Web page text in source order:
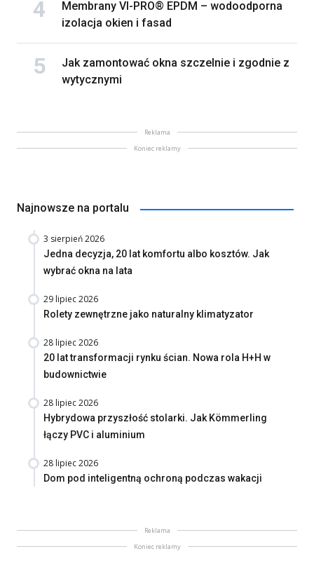
Membrany VI-PRO® EPDM – wodoodporna
izolacja okien i fasad
Jak zamontować okna szczelnie i zgodnie z
wytycznymi
Reklama
Koniec reklamy
Najnowsze na portalu
3 sierpień 2026
Jedna decyzja, 20 lat komfortu albo kosztów. Jak
wybrać okna na lata
29 lipiec 2026
Rolety zewnętrzne jako naturalny klimatyzator
28 lipiec 2026
20 lat transformacji rynku ścian. Nowa rola H+H w
budownictwie
28 lipiec 2026
Hybrydowa przyszłość stolarki. Jak Kömmerling
łączy PVC i aluminium
28 lipiec 2026
Dom pod inteligentną ochroną podczas wakacji
Reklama
Koniec reklamy